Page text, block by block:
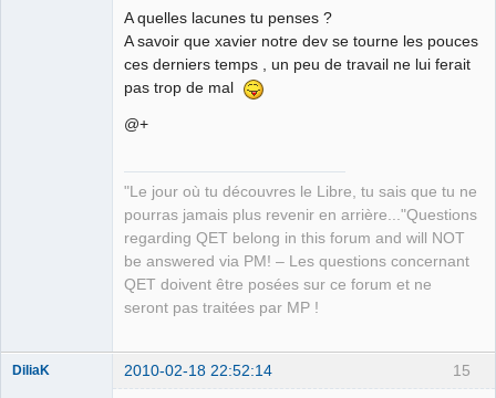
A quelles lacunes tu penses ?
A savoir que xavier notre dev se tourne les pouces
ces derniers temps , un peu de travail ne lui ferait
pas trop de mal
@+
"Le jour où tu découvres le Libre, tu sais que tu ne
pourras jamais plus revenir en arrière..."Questions
regarding QET belong in this forum and will NOT
be answered via PM! – Les questions concernant
QET doivent être posées sur ce forum et ne
seront pas traitées par MP !
15
DiliaK 2010-02-18 22:52:14